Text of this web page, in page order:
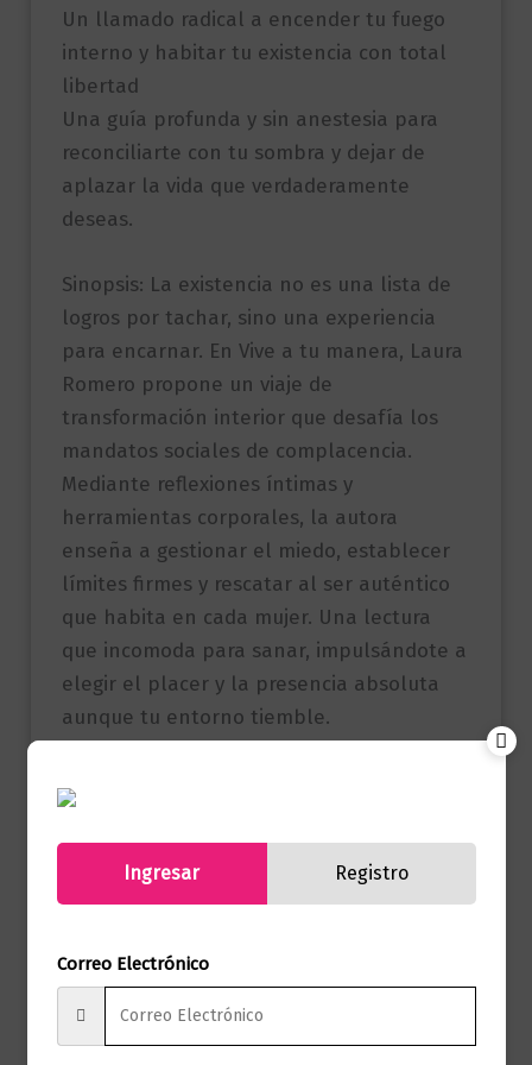
Un llamado radical a encender tu fuego
interno y habitar tu existencia con total
libertad
Una guía profunda y sin anestesia para
reconciliarte con tu sombra y dejar de
aplazar la vida que verdaderamente
deseas.
Sinopsis: La existencia no es una lista de
logros por tachar, sino una experiencia
para encarnar. En Vive a tu manera, Laura
Romero propone un viaje de
transformación interior que desafía los
mandatos sociales de complacencia.
Mediante reflexiones íntimas y
herramientas corporales, la autora
enseña a gestionar el miedo, establecer
límites firmes y rescatar al ser auténtico
que habita en cada mujer. Una lectura
que incomoda para sanar, impulsándote a
elegir el placer y la presencia absoluta
aunque tu entorno tiemble.
Marca Editorial Planeta
Autor Laura Romero
Sello Diana
Ingresar Registro
Correo Electrónico